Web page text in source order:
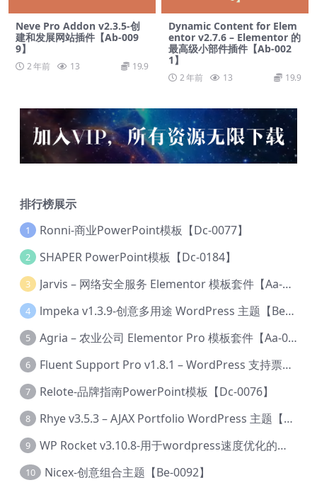
Neve Pro Addon v2.3.5-创
建和发展网站插件【Ab-009
9】
2 年前 13 19.9
Dynamic Content for Elem
entor v2.7.6 – Elementor 的
最高级小部件插件【Ab-002
1】
2 年前 13 19.9
排行榜展示
1 Ronni-商业PowerPoint模板【Dc-0077】
2 SHAPER PowerPoint模板【Dc-0184】
3 Jarvis – 网络安全服务 Elementor 模板套件【Aa-0035】
4 lmpeka v1.3.9-创意多用途 WordPress 主题【Be-0064】
5 Agria – 农业公司 Elementor Pro 模板套件【Aa-0003】
6 Fluent Support Pro v1.8.1 – WordPress 支持票务系统【Cc-0041】
7 Relote-品牌指南PowerPoint模板【Dc-0076】
8 Rhye v3.5.3 – AJAX Portfolio WordPress 主题【Bi-0049】
9 WP Rocket v3.10.8-用于wordpress速度优化的缓存加速插件【Cd-0019】
10 Nicex-创意组合主题【Be-0092】